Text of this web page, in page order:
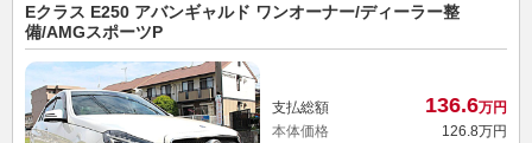
Eクラス E250 アバンギャルド ワンオーナー/ディーラー整
備/AMGスポーツP
支払総額 136.6万円
本体価格
126.8万円